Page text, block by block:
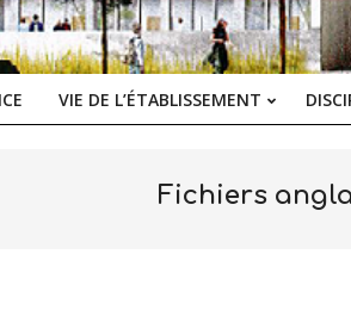
Primary
VIE DE L’ÉTABLISSEMENT
Fichiers